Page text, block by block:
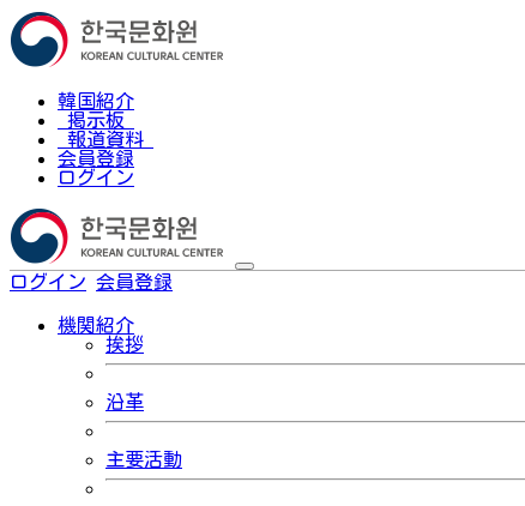
韓国紹介
掲示板
報道資料
会員登録
ログイン
ログイン 会員登録
機関紹介
挨拶
沿革
主要活動